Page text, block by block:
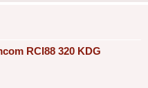
RCI88 320 KDG